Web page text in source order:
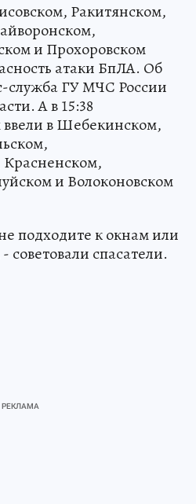
Ракитянском,
и Прохоровском
атаки БпЛА. Об
служба ГУ МЧС России
А в 15:38
в Шебекинском,
Красненском,
и Волоконовском
подходите к окнам или
советовали спасатели.